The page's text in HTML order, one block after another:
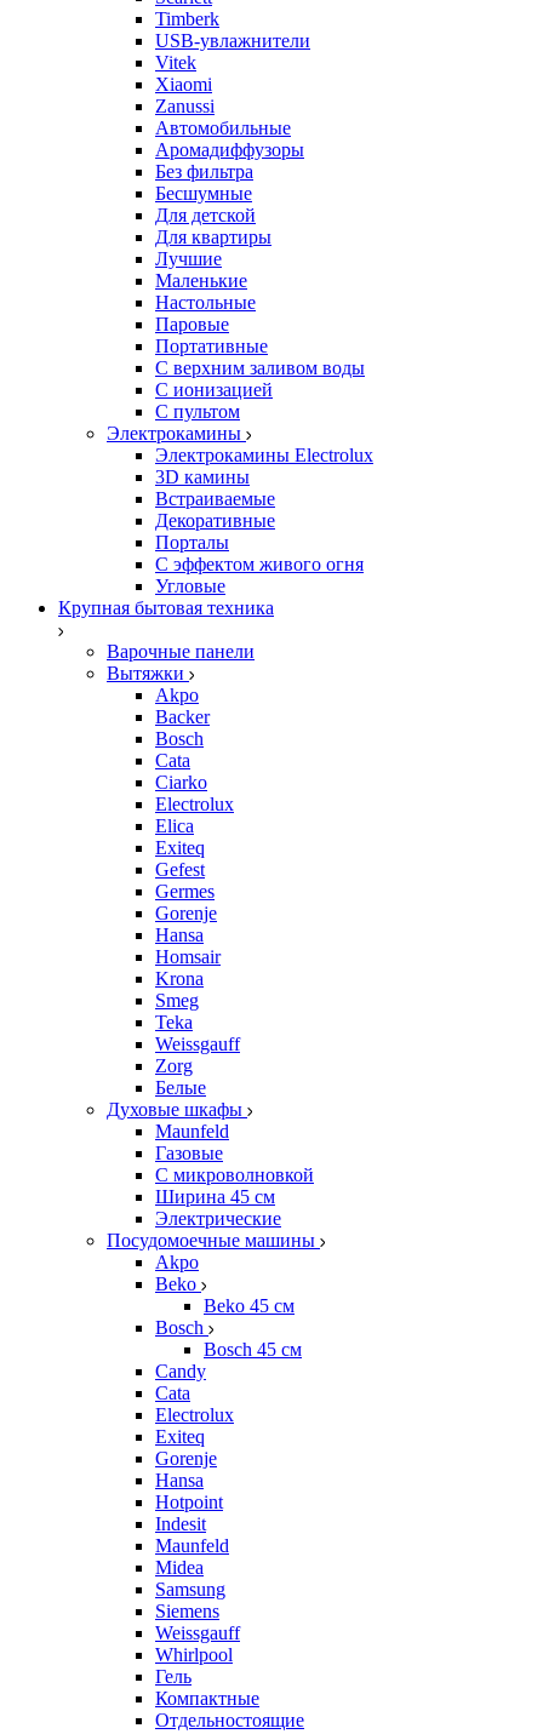
Timberk
USB-увлажнители
Vitek
Xiaomi
Zanussi
Автомобильные
Аромадиффузоры
Без фильтра
Бесшумные
Для детской
Для квартиры
Лучшие
Маленькие
Настольные
Паровые
Портативные
С верхним заливом воды
С ионизацией
С пультом
Электрокамины
Электрокамины Electrolux
3D камины
Встраиваемые
Декоративные
Порталы
С эффектом живого огня
Угловые
Крупная бытовая техника
Варочные панели
Вытяжки
Akpo
Backer
Bosch
Cata
Ciarko
Electrolux
Elica
Exiteq
Gefest
Germes
Gorenje
Hansa
Homsair
Krona
Smeg
Teka
Weissgauff
Zorg
Белые
Духовые шкафы
Maunfeld
Газовые
С микроволновкой
Ширина 45 см
Электрические
Посудомоечные машины
Akpo
Beko
Beko 45 см
Bosch
Bosch 45 см
Candy
Cata
Electrolux
Exiteq
Gorenje
Hansa
Hotpoint
Indesit
Maunfeld
Midea
Samsung
Siemens
Weissgauff
Whirlpool
Гель
Компактные
Отдельностоящие